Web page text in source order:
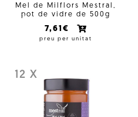
Mel de Milflors Mestral,
pot de vidre de 500g
7,61€
preu per unitat
12 X